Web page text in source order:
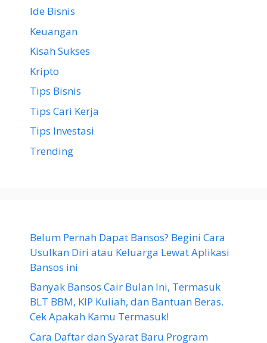
Ide Bisnis
Keuangan
Kisah Sukses
Kripto
Tips Bisnis
Tips Cari Kerja
Tips Investasi
Trending
Belum Pernah Dapat Bansos? Begini Cara
Usulkan Diri atau Keluarga Lewat Aplikasi
Bansos ini
Banyak Bansos Cair Bulan Ini, Termasuk
BLT BBM, KIP Kuliah, dan Bantuan Beras.
Cek Apakah Kamu Termasuk!
Cara Daftar dan Syarat Baru Program